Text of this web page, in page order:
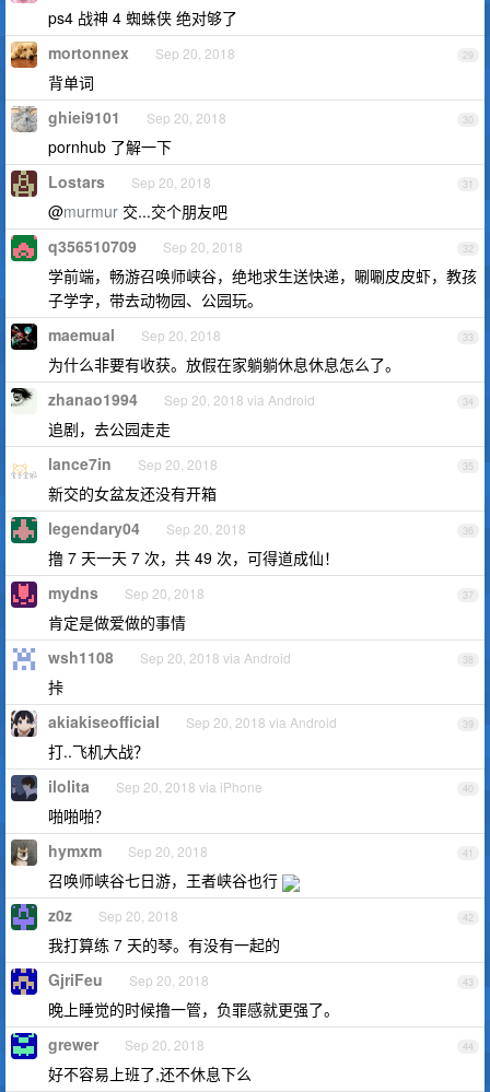
ps4 战神 4 蜘蛛侠 绝对够了
29
mortonnex Sep 20, 2018
背单词
30
ghiei9101 Sep 20, 2018
pornhub 了解一下
31
Lostars Sep 20, 2018
@murmur 交...交个朋友吧
32
q356510709 Sep 20, 2018
学前端，畅游召唤师峡谷，绝地求生送快递，唰唰皮皮虾，教孩
子学字，带去动物园、公园玩。
33
maemual Sep 20, 2018
为什么非要有收获。放假在家躺躺休息休息怎么了。
34
zhanao1994 Sep 20, 2018 via Android
追剧，去公园走走
35
lance7in Sep 20, 2018
新交的女盆友还没有开箱
36
legendary04 Sep 20, 2018
撸 7 天一天 7 次，共 49 次，可得道成仙！
37
mydns Sep 20, 2018
肯定是做爱做的事情
38
wsh1108 Sep 20, 2018 via Android
挊
39
akiakiseofficial Sep 20, 2018 via Android
打..飞机大战？
40
ilolita Sep 20, 2018 via iPhone
啪啪啪？
41
hymxm Sep 20, 2018
召唤师峡谷七日游，王者峡谷也行
42
z0z Sep 20, 2018
我打算练 7 天的琴。有没有一起的
43
GjriFeu Sep 20, 2018
晚上睡觉的时候撸一管，负罪感就更强了。
44
grewer Sep 20, 2018
好不容易上班了,还不休息下么